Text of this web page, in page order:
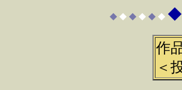
◆ ◆ ◆ ◆ ◆ ◆ ◆
作
＜